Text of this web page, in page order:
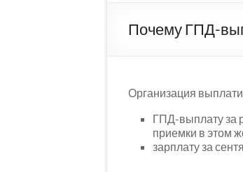
Почему ГПД-
Организация
ГПД-выплату за
приемки в этом
зарплату за